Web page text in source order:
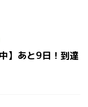
】あと9日！到達